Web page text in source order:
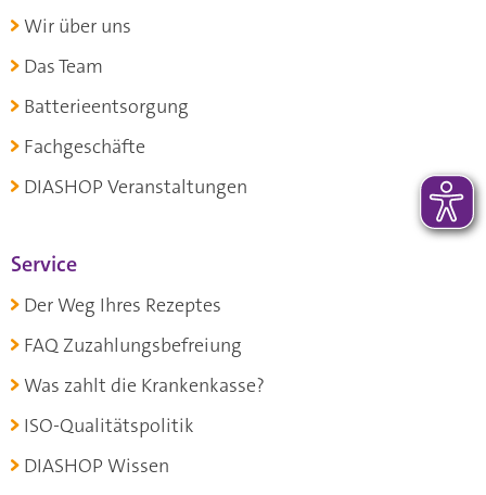
Wir über uns
Das Team
Batterieentsorgung
Fachgeschäfte
DIASHOP Veranstaltungen
Service
Der Weg Ihres Rezeptes
FAQ Zuzahlungsbefreiung
Was zahlt die Krankenkasse?
ISO-Qualitätspolitik
DIASHOP Wissen